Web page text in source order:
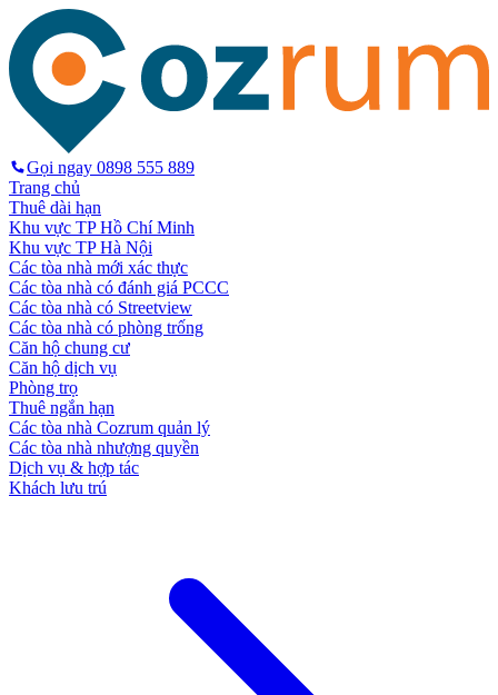
Gọi ngay 0898 555 889
Trang chủ
Thuê dài hạn
Khu vực TP Hồ Chí Minh
Khu vực TP Hà Nội
Các tòa nhà mới xác thực
Các tòa nhà có đánh giá PCCC
Các tòa nhà có Streetview
Các tòa nhà có phòng trống
Căn hộ chung cư
Căn hộ dịch vụ
Phòng trọ
Thuê ngắn hạn
Các tòa nhà Cozrum quản lý
Các tòa nhà nhượng quyền
Dịch vụ & hợp tác
Khách lưu trú